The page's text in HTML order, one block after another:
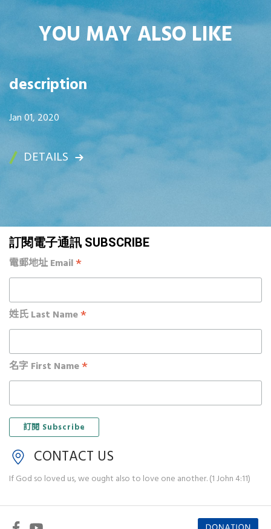
YOU MAY ALSO LIKE
description
Jan 01, 2020
DETAILS
訂閱電子通訊 SUBSCRIBE
電郵地址 Email*
姓氏 Last Name*
名字 First Name*
CONTACT US
If God so loved us, we ought also to love one another. (1 John 4:11)